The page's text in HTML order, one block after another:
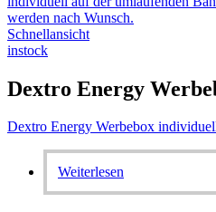
Schnellansicht
instock
Dextro Energy
Dextro Energy Werbebox
Weiterlesen